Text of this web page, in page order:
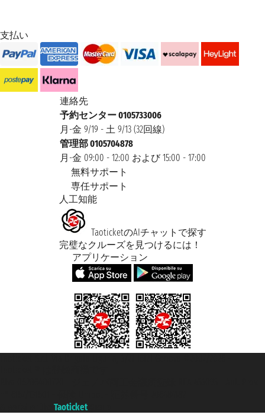
支払い
連絡先
予約センター 0105733006
月-金 9/19 - 土 9/13 (32回線)
管理部 0105704878
月-金 09:00 - 12:00 および 15:00 - 17:00
無料サポート
専任サポート
人工知能
TaoticketのAIチャットで探す
完璧なクルーズを見つけるには！
アプリケーション
Taoticket